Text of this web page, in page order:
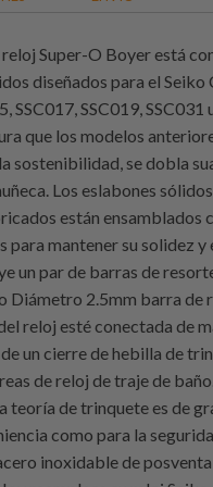
reloj Super-O Boyer está
diseñados para el
SSC017, SSC019,
que los modelos
sostenibilidad, se dobla
Los eslabones
están ensamblados
para mantener su solidez
un par de barras de
Diámetro 2.5mm barra de
reloj esté conectada de
un cierre de hebilla de
de reloj de traje de
teoría de trinquete es de
como para la
inoxidable de